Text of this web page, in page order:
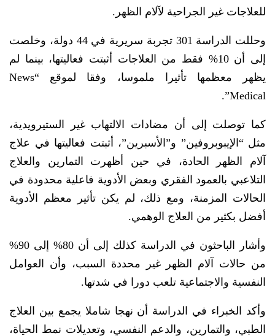
للعلاجات غير الجراحية لآلام الظهر.
وحللت الدراسة 301 تجربة سريرية في 44 دولة، وخلصت
إلى أن 10% فقط من العلاجات أثبتت فعاليتها، بينما لم
يظهر معظمها تأثيرا ملموسا، وفقا لموقع “News
Medical”.
كما توصلت إلى أن مضادات الالتهاب غير الستيرويدية،
مثل “الإيبوبروفين” و”الأسبرين”، أثبتت فعاليتها في علاج
آلام الظهر الحادة، في حين أظهرت التمارين والعلاج
التلاعبي بالعمود الفقري وبعض الأدوية فاعلية محدودة في
الحالات المزمنة، ومع ذلك، لم يكن تأثير معظم الأدوية
أفضل بكثير من العلاج الوهمي.
وأشار الباحثون في الدراسة كذلك إلى أن 80% إلى 90%
من حالات آلام الظهر غير محددة السبب، وأن العوامل
النفسية والاجتماعية تلعب دورا في شدتها.
وأكد الخبراء في الدراسة أن نهجا شاملا يجمع بين العلاج
الطبي، والتمارين، والدعم النفسي، وتعديلات نمط الحياة،